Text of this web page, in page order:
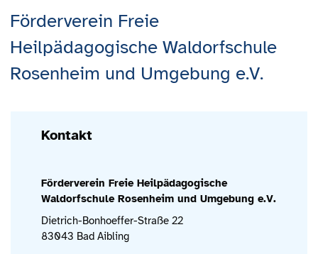
Förderverein Freie
Heilpädagogische Waldorfschule
Rosenheim und Umgebung e.V.
Kontakt
Förderverein Freie Heilpädagogische
Waldorfschule Rosenheim und Umgebung e.V.
Dietrich-Bonhoeffer-Straße 22
83043 Bad Aibling